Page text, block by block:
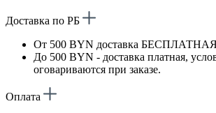
Доставка по РБ
От 500 BYN доставка
До 500 BYN - доставка платная,
оговариваются при заказе.
Оплата